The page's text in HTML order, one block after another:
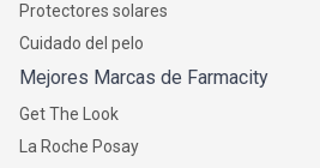
Protectores solares
Cuidado del pelo
Mejores Marcas de Farmacity
Get The Look
La Roche Posay